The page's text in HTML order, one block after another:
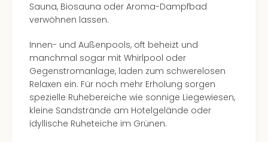
Sauna, Biosauna oder Aroma-Dampfbad
verwöhnen lassen.
Innen- und Außenpools, oft beheizt und
manchmal sogar mit Whirlpool oder
Gegenstromanlage, laden zum schwerelosen
Relaxen ein. Für noch mehr Erholung sorgen
spezielle Ruhebereiche wie sonnige Liegewiesen,
kleine Sandstrände am Hotelgelände oder
idyllische Ruheteiche im Grünen.